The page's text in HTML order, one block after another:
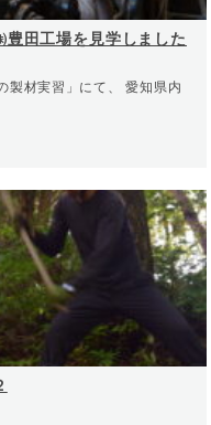
豊田工場を見学しました
製材実習」にて、 愛知県内